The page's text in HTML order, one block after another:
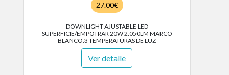
27.00€
DOWNLIGHT AJUSTABLE LED
SUPERFICIE/EMPOTRAR 20W 2.050LM MARCO
BLANCO.3 TEMPERATURAS DE LUZ
Ver detalle